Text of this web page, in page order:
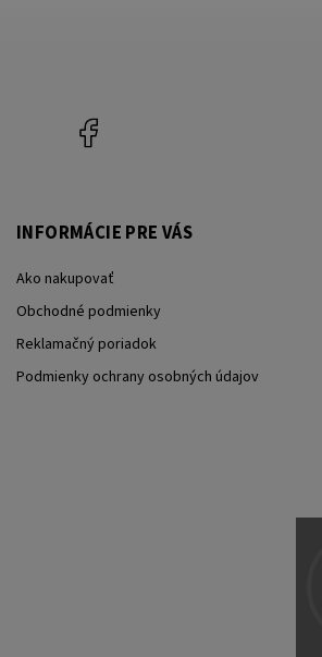
INFORMÁCIE PRE VÁS
Ako nakupovať
Obchodné podmienky
Reklamačný poriadok
Podmienky ochrany osobných údajov